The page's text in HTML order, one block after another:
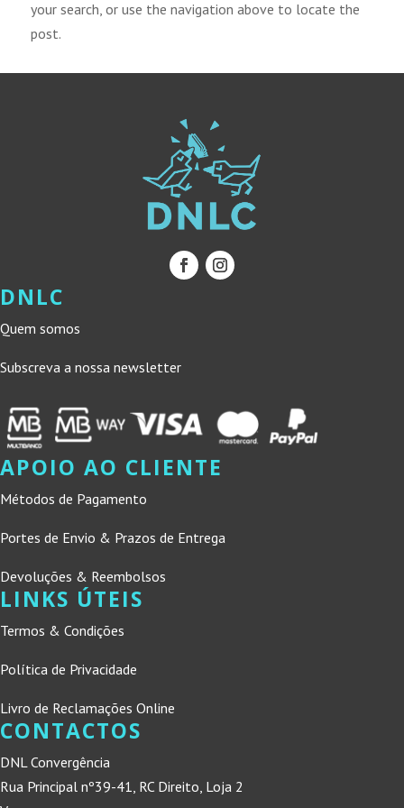
your search, or use the navigation above to locate the
post.
DNLC
Quem somos
Subscreva a nossa newsletter
APOIO AO CLIENTE
Métodos de Pagamento
Portes de Envio & Prazos de Entrega
Devoluções & Reembolsos
LINKS ÚTEIS
Termos & Condições
Política de Privacidade
Livro de Reclamações Online
CONTACTOS
DNL Convergência
Rua Principal nº39-41, RC Direito, Loja 2